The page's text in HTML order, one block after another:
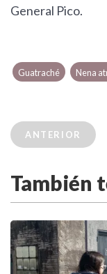
General Pico.
Guatraché Nena
ANTERIOR
También